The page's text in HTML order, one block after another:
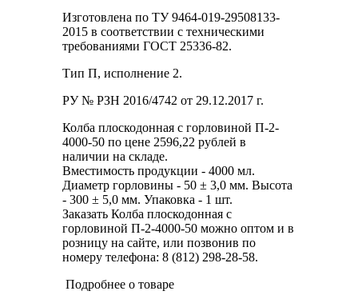
Изготовлена по ТУ 9464-019-29508133-
2015 в соответствии с техническими
требованиями ГОСТ 25336-82.
Тип П, исполнение 2.
РУ № РЗН 2016/4742 от 29.12.2017 г.
Колба плоскодонная с горловиной П-2-
4000-50 по цене 2596,22 рублей в
наличии на складе.
Вместимость продукции - 4000 мл.
Диаметр горловины - 50 ± 3,0 мм. Высота
- 300 ± 5,0 мм. Упаковка - 1 шт.
Заказать Колба плоскодонная с
горловиной П-2-4000-50 можно оптом и в
розницу на сайте, или позвонив по
номеру телефона: 8 (812) 298-28-58.
Подробнее о товаре